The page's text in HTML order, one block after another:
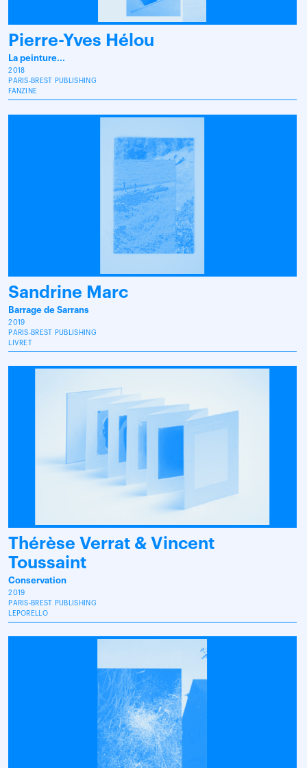
Pierre-Yves Hélou
La peinture...
2018
PARIS-BREST PUBLISHING
FANZINE
Sandrine Marc
Barrage de Sarrans
2019
PARIS-BREST PUBLISHING
LIVRET
Thérèse Verrat & Vincent
Toussaint
Conservation
2019
PARIS-BREST PUBLISHING
LEPORELLO